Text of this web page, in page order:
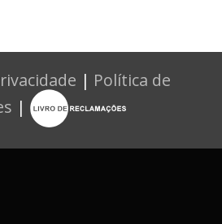
| Política de
|